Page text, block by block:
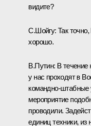
видите?
С.Шойгу: Так
хорошо.
В.Путин: В течение
у нас проходят в
командно-штабные
мероприятие
проводили.
единиц техники,